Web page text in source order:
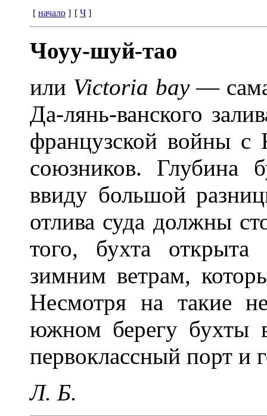
[ начало ] [ Ч ]
Чоуу-шуй-тао
или Victoria bay—
Да-лянь-ванского
французской войны с
союзников. Глубина
ввиду большой
отлива суда должны
того, бухта открыта
зимним ветрам,
Несмотря на такие
южном берегу бухты
первоклассный порт и
Л. Б.